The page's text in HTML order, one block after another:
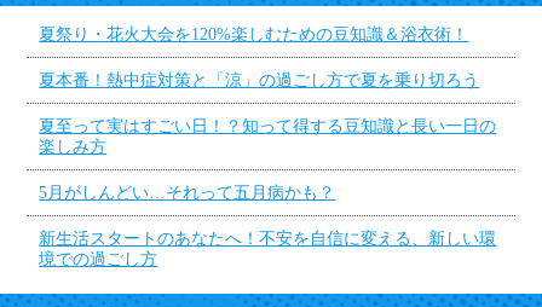
夏祭り・花火大会を120%楽しむための豆知識＆浴衣術！
夏本番！熱中症対策と「涼」の過ごし方で夏を乗り切ろう
夏至って実はすごい日！？知って得する豆知識と長い一日の
楽しみ方
5月がしんどい…それって五月病かも？
新生活スタートのあなたへ！不安を自信に変える、新しい環
境での過ごし方